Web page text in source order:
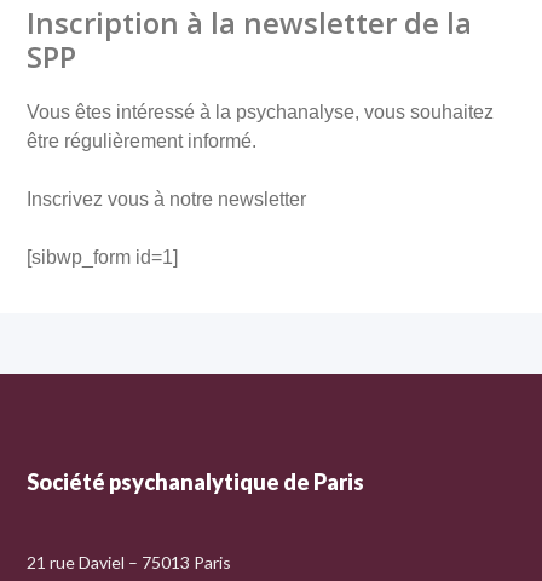
Inscription à la newsletter de la
SPP
Vous êtes intéressé à la psychanalyse, vous souhaitez
être régulièrement informé.
Inscrivez vous à notre newsletter
[sibwp_form id=1]
Société psychanalytique de Paris
21 rue Daviel – 75013 Paris